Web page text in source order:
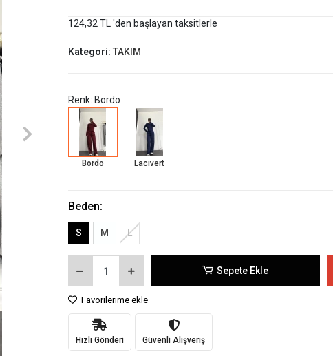
124,32 TL 'den başlayan taksitlerle
Kategori: TAKIM
Renk: Bordo
Bordo Lacivert
Beden:
S M L
Sepete Ekle
Favorilerime ekle
Hızlı Gönderi Güvenli Alışveriş